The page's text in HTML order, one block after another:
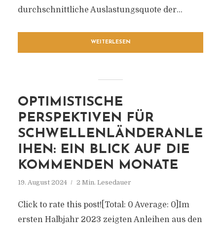
durchschnittliche Auslastungsquote der...
WEITERLESEN
OPTIMISTISCHE
PERSPEKTIVEN FÜR
SCHWELLENLÄNDERANLE
IHEN: EIN BLICK AUF DIE
KOMMENDEN MONATE
19. August 2024 2 Min. Lesedauer
Click to rate this post![Total: 0 Average: 0]Im
ersten Halbjahr 2023 zeigten Anleihen aus den